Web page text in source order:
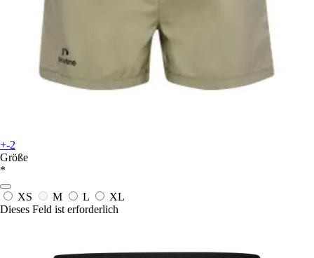
+-2
Größe
*
XS M L
XL
Dieses Feld ist erforderlich